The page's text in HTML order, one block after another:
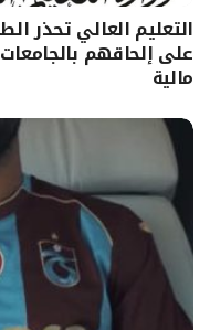
التعليم العالي تحذر
على إلحاقهم
مالية